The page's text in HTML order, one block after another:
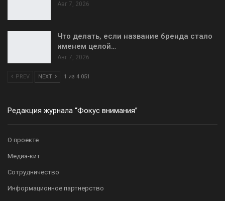
Авг 7, 2026
Что делать, если название бренда стало
именем целой…
Авг 7, 2026
PREV NEXT 1 из 4 051
Редакция журнала “Фокус внимания”
О проекте
Медиа-кит
Сотрудничество
Информационное партнерство